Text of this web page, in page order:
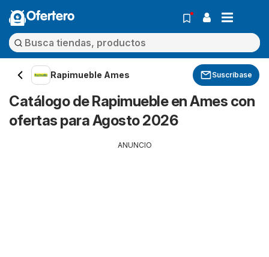
Ofertero
Rapimueble Ames Suscríbase
Catálogo de Rapimueble en Ames con
ofertas para Agosto 2026
ANUNCIO